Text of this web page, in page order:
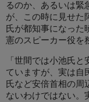
るのか、あるいは緊
が、この時に見せた
氏が都知事になった
憲のスピーカー役を
「世間では小池氏
ていますが、実は自
氏など安倍首相の周
ないわけではない。